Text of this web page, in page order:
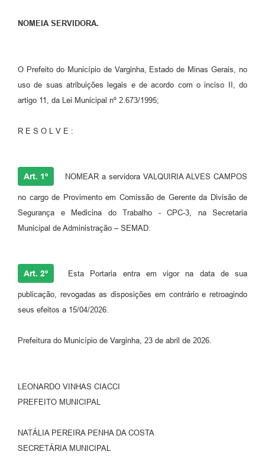
NOMEIA SERVIDORA.
O Prefeito do Município de Varginha, Estado de Minas Gerais, no
uso de suas atribuições legais e de acordo com o inciso II, do
artigo 11, da Lei Municipal nº 2.673/1995;
R E S O L V E :
Art. 1º NOMEAR a servidora VALQUIRIA ALVES CAMPOS
no cargo de Provimento em Comissão de Gerente da Divisão de
Segurança e Medicina do Trabalho - CPC-3, na Secretaria
Municipal de Administração – SEMAD.
Art. 2º Esta Portaria entra em vigor na data de sua
publicação, revogadas as disposições em contrário e retroagindo
seus efeitos a 15/04/2026.
Prefeitura do Município de Varginha, 23 de abril de 2026.
LEONARDO VINHAS CIACCI
PREFEITO MUNICIPAL
NATÁLIA PEREIRA PENHA DA COSTA
SECRETÁRIA MUNICIPAL